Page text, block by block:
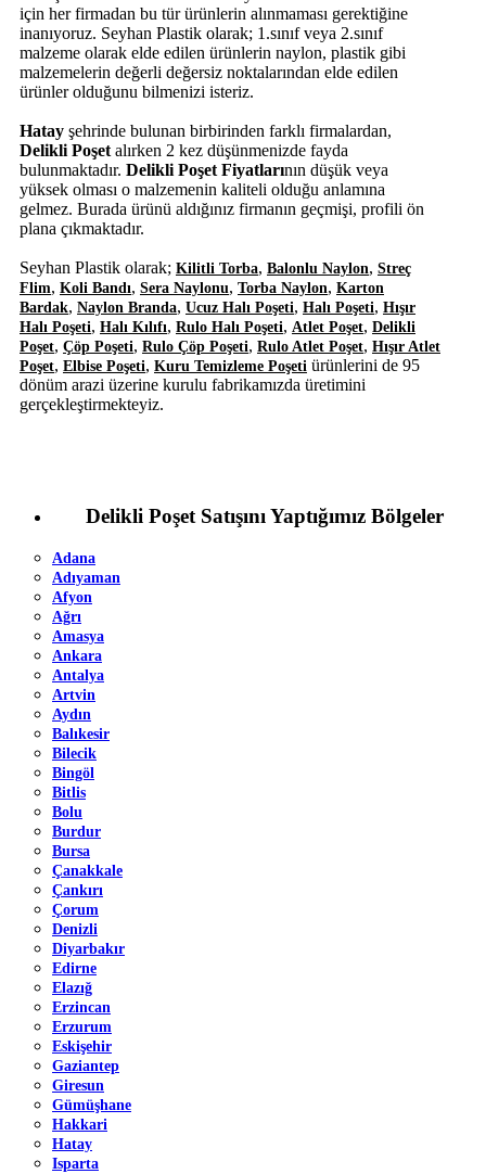
için her firmadan bu tür ürünlerin alınmaması gerektiğine
inanıyoruz. Seyhan Plastik olarak; 1.sınıf veya 2.sınıf
malzeme olarak elde edilen ürünlerin naylon, plastik gibi
malzemelerin değerli değersiz noktalarından elde edilen
ürünler olduğunu bilmenizi isteriz.
Hatay şehrinde bulunan birbirinden farklı firmalardan,
Delikli Poşet alırken 2 kez düşünmenizde fayda
bulunmaktadır. Delikli Poşet Fiyatlarının düşük veya
yüksek olması o malzemenin kaliteli olduğu anlamına
gelmez. Burada ürünü aldığınız firmanın geçmişi, profili ön
plana çıkmaktadır.
Seyhan Plastik olarak; Kilitli Torba, Balonlu Naylon, Streç
Flim, Koli Bandı, Sera Naylonu, Torba Naylon, Karton
Bardak, Naylon Branda, Ucuz Halı Poşeti, Halı Poşeti, Hışır
Halı Poşeti, Halı Kılıfı, Rulo Halı Poşeti, Atlet Poşet, Delikli
Poşet, Çöp Poşeti, Rulo Çöp Poşeti, Rulo Atlet Poşet, Hışır Atlet
Poşet, Elbise Poşeti, Kuru Temizleme Poşeti ürünlerini de 95
dönüm arazi üzerine kurulu fabrikamızda üretimini
gerçekleştirmekteyiz.
Delikli Poşet Satışını Yaptığımız Bölgeler
Adana
Adıyaman
Afyon
Ağrı
Amasya
Ankara
Antalya
Artvin
Aydın
Balıkesir
Bilecik
Bingöl
Bitlis
Bolu
Burdur
Bursa
Çanakkale
Çankırı
Çorum
Denizli
Diyarbakır
Edirne
Elazığ
Erzincan
Erzurum
Eskişehir
Gaziantep
Giresun
Gümüşhane
Hakkari
Hatay
Isparta